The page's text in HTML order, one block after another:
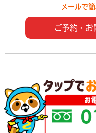
メールで
ご予約・お